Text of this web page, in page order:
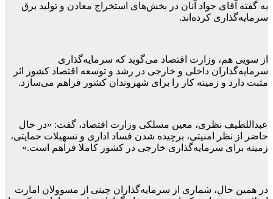
به گفته آقای جواد آنان در بخش‌های استخراج معادن و تولید برق
سرمایه‌گذاری کرده‌اند.
از سویی هم، وزارت اقتصاد می‌گوید که سرمایه‌گذاری
سرمایه‌گذاران داخلی و خارجی در رشد و توسعه اقتصاد کشور اثر
مثبت دارد و زمینه کار را برای شهروندان کشور فراهم می‌سازد.
عبداللطیف نظری، معین مسلکی وزارت اقتصاد، گفت: «در حال
حاضر از نظر امنیتی، برچیده شدن فساد اداری و تسهیلات حمایتی،
زمینه برای سرمایه‌گذاری خارجی در کشور کاملا فراهم است.»
در همین حال، شماری از سرمایه‌گذاران چینی از مسوولان امارت